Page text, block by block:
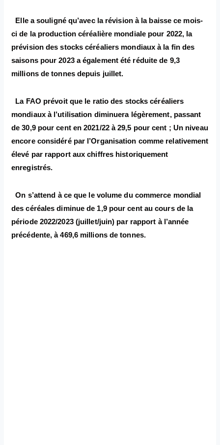
Elle a souligné qu’avec la révision à la baisse ce mois-
ci de la production céréalière mondiale pour 2022, la
prévision des stocks céréaliers mondiaux à la fin des
saisons pour 2023 a également été réduite de 9,3
millions de tonnes depuis juillet.
La FAO prévoit que le ratio des stocks céréaliers
mondiaux à l’utilisation diminuera légèrement, passant
de 30,9 pour cent en 2021/22 à 29,5 pour cent ; Un niveau
encore considéré par l’Organisation comme relativement
élevé par rapport aux chiffres historiquement
enregistrés.
On s’attend à ce que le volume du commerce mondial
des céréales diminue de 1,9 pour cent au cours de la
période 2022/2023 (juillet/juin) par rapport à l’année
précédente, à 469,6 millions de tonnes.